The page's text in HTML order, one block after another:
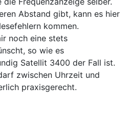
Abstand gibt, kann es hier
kommen.
noch eine stets
so wie es
Satellit 3400 der Fall ist.
zwischen Uhrzeit und
praxisgerecht.